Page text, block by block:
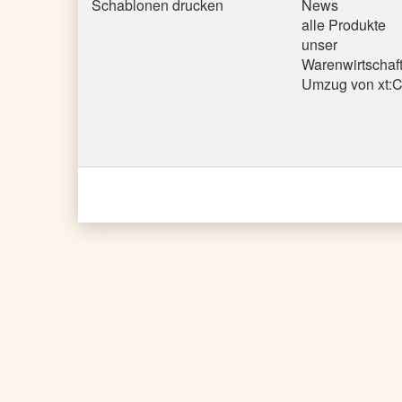
Schablonen drucken
News
alle Produkte
unser
Umzug von